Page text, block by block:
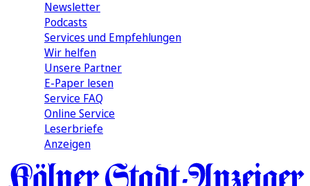
Newsletter
Podcasts
Services und Empfehlungen
Wir helfen
Unsere Partner
E-Paper lesen
Service FAQ
Online Service
Leserbriefe
Anzeigen